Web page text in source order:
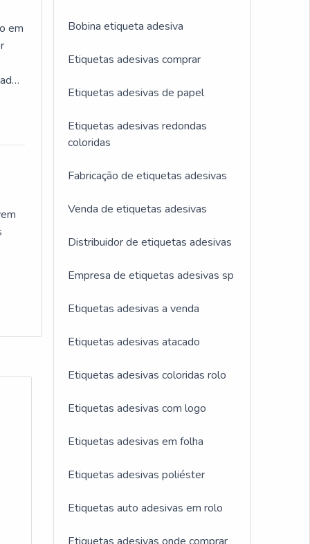
de
os
e
em
15
e
Bobina etiqueta adesiva
Etiquetas adesivas comprar
Etiquetas adesivas de papel
Etiquetas adesivas redondas
coloridas
Fabricação de etiquetas adesivas
Venda de etiquetas adesivas
Distribuidor de etiquetas adesivas
Empresa de etiquetas adesivas sp
Etiquetas adesivas a venda
Etiquetas adesivas atacado
Etiquetas adesivas coloridas rolo
Etiquetas adesivas com logo
Etiquetas adesivas em folha
Etiquetas adesivas poliéster
Etiquetas auto adesivas em rolo